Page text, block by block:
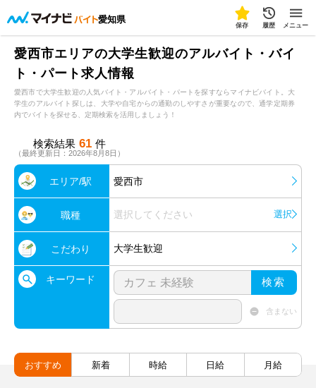
愛知県
保存 履歴 メニュー
愛西市エリアの大学生歓迎のアルバイト・バイ
ト・パート求人情報
愛西市で大学生歓迎の人気バイト・アルバイト・パートを探すならマイナビバイト。大
学生のアルバイト探しは、大学や自宅からの通勤のしやすさが重要なので、通学定期券
内でバイトを探せる、定期検索を活用しましょう！
検索結果 61 件
（最終更新日：2026年8月8日）
エリア/駅 愛西市
職種 選択してください 選択
こだわり 大学生歓迎
キーワード 検索
含まない
おすすめ 新着 時給 日給 月給